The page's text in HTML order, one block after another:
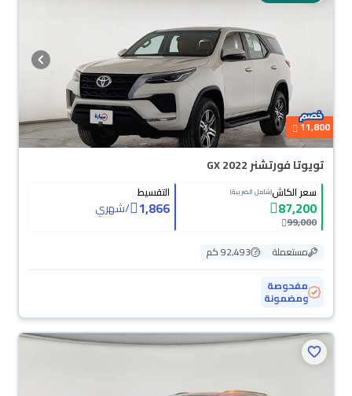
11,800
تويوتا فورتشنر GX 2022
سعر الكاش(شامل الضريبة)
87,200
99,000
التقسيط
1,866
/شهري
مستعملة
92,493 كم
مفحوصة
ومضمونة